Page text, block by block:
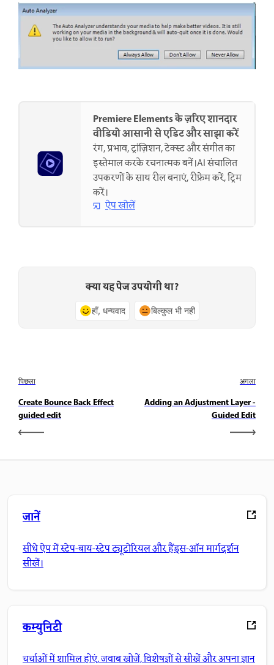
Premiere Elements के ज़रिए शानदार
वीडियो आसानी से एडिट और साझा करें
रंग, प्रभाव, ट्रांज़िशन, टेक्स्ट और संगीत का
इस्तेमाल करके रचनात्मक बनें।AI संचालित
उपकरणों के साथ रील बनाएं, रीफ्रेम करें, ट्रिम
करें।
ऐप खोलें
क्या यह पेज उपयोगी था?
हाँ, धन्यवाद बिल्कुल भी नहीं
पिछला
Create Bounce Back Effect
guided edit
अगला
Adding an Adjustment Layer -
Guided Edit
जानें
सीधे ऐप में स्टेप-बाय-स्टेप ट्यूटोरियल और हैंड्स-ऑन मार्गदर्शन
सीखें।
कम्युनिटी
चर्चाओं में शामिल होएं, जवाब खोजें, विशेषज्ञों से सीखें और अपना ज्ञान